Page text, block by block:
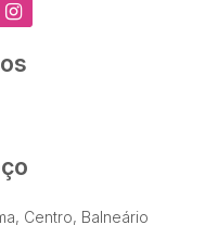
, Centro, Balneário